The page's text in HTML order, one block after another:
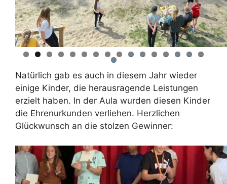
0 1 2 3 4 5 6
7
Natürlich gab es auch in diesem Jahr wieder
einige Kinder, die herausragende Leistungen
erzielt haben. In der Aula wurden diesen Kinder
die Ehrenurkunden verliehen. Herzlichen
Glückwunsch an die stolzen Gewinner: